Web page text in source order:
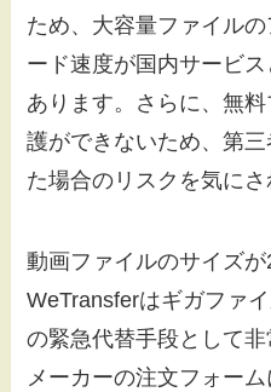
ため、大容量ファイル
ード速度が国内サービ
あります。さらに、無
護ができないため、第
た場合のリスクを気にさ
動画ファイルのサイズが
WeTransferはギガファ
の緊急代替手段として
メーカーの注文フォー